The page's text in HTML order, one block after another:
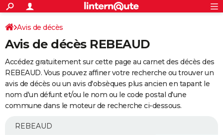
ACTUALITÉS
Politique
Société
Faits Divers
Education
Monde
Villes
+
SPORT
Coupe du monde 2026
Football
Tennis
Cyclisme
Rugby
Forum
Programme TV
TNT
Streaming
Cinéma
Sorties cinéma
Musique
+
FINANCE
Retraite
Epargne
Immobilier
Risques naturels par ville
Banque
Assurance
AUTO
Essais
Réserver un essai
Citadines
Berlines
SUV
Forum auto
+
Mobiles
Meilleur smartphone
Internet
Ordinateurs
Jeux vidéo
Guide high-tech
Avis de décès
Avis de décès REBEAUD
Accédez gratuitement sur cette page au carnet des décès des
REBEAUD. Vous pouvez affiner votre recherche ou trouver un
avis de décès ou un avis d'obsèques plus ancien en tapant le
nom d'un défunt et/ou le nom ou le code postal d'une
commune dans le moteur de recherche ci-dessous.